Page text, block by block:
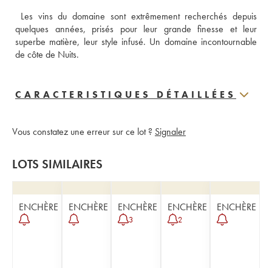
Les vins du domaine sont extrêmement recherchés depuis
quelques années, prisés pour leur grande finesse et leur
superbe matière, leur style infusé. Un domaine incontournable
de côte de Nuits.
CARACTERISTIQUES DÉTAILLÉES
Vous constatez une erreur sur ce lot ? Signaler
LOTS SIMILAIRES
ENCHÈRE ENCHÈRE ENCHÈRE
3
ENCHÈRE
2
ENCHÈRE